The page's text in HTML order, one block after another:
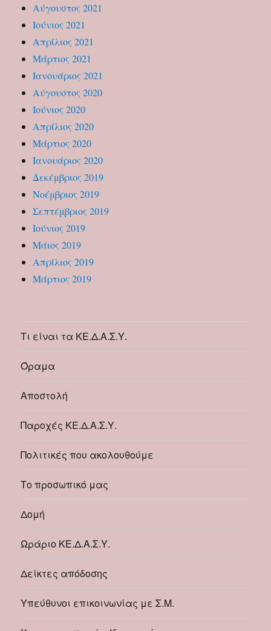
Αύγουστος 2021
Ιούνιος 2021
Απρίλιος 2021
Μάρτιος 2021
Ιανουάριος 2021
Αύγουστος 2020
Ιούνιος 2020
Απρίλιος 2020
Μάρτιος 2020
Ιανουάριος 2020
Δεκέμβριος 2019
Νοέμβριος 2019
Σεπτέμβριος 2019
Ιούνιος 2019
Μάιος 2019
Απρίλιος 2019
Μάρτιος 2019
Τι είναι τα ΚΕ.Δ.Α.Σ.Υ.
Όραμα
Αποστολή
Παροχές ΚΕ.Δ.Α.Σ.Υ.
Πολιτικές που ακολουθούμε
Το προσωπικό μας
Δομή
Ωράριο ΚΕ.Δ.Α.Σ.Υ.
Δείκτες απόδοσης
Υπεύθυνοι επικοινωνίας με Σ.Μ.